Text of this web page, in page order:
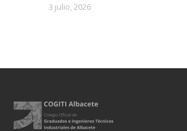
3 julio, 2026